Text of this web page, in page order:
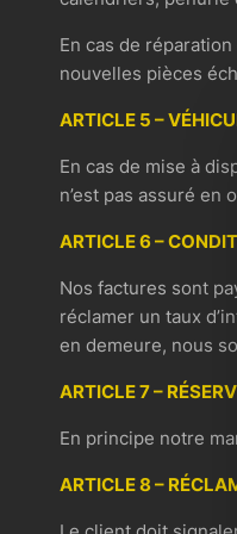
En cas de
nouvelles pièces
ARTICLE 5 –
En cas de mise à
n’est pas assuré en
ARTICLE 6 –
Nos factures sont
réclamer un taux
en demeure, nous
ARTICLE 7 –
En principe notre
ARTICLE 8 –